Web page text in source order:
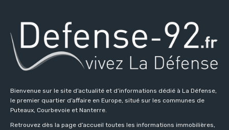
Bienvenue sur le site d’actualité et d’informations dédié à La Défense,
le premier quartier d’affaire en Europe, situé sur les communes de
Puteaux, Courbevoie et Nanterre.
Retrouvez dès la page d’accueil toutes les informations immobilières,